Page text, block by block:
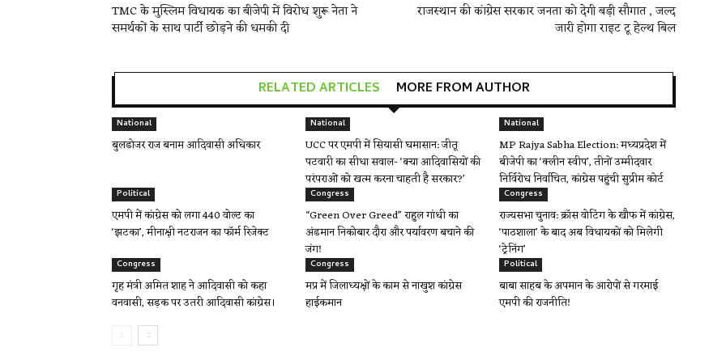
TMC के मुस्लिम विधायक का बीजेपी में विरोध शुरू नेता ने
समर्थकों के साथ पार्टी छोड़ने की धमकी दी
राजस्थान की कांग्रेस सरकार जनता को देगी बड़ी सौगात , जल्द
जारी होगा राइट टू हेल्थ बिल
RELATED ARTICLES MORE FROM AUTHOR
National
बुलडोजर राज बनाम आदिवासी अधिकार
National
UCC पर एमपी में सियासी घमासान: जीतू
पटवारी का सीधा सवाल- ‘क्या आदिवासियों की
परंपराओं को खत्म करना चाहती है सरकार?’
National
MP Rajya Sabha Election: मध्यप्रदेश में
बीजेपी का ‘क्लीन स्वीप’, तीनों उम्मीदवार
निर्विरोध निर्वाचित, कांग्रेस पहुंची सुप्रीम कोर्ट
Political
एमपी में कांग्रेस को लगा 440 वोल्ट का
‘झटका’, मीनाक्षी नटराजन का फॉर्म रिजेक्ट
Congress
“Green Over Greed” राहुल गांधी का
अंडमान निकोबार दौरा और पर्यावरण बचाने की
जंग!
Congress
राज्यसभा चुनाव: क्रॉस वोटिंग के खौफ में कांग्रेस,
‘पाठशाला’ के बाद अब विधायकों को मिलेगी
‘ट्रेनिंग’
Congress
गृह मंत्री अमित शाह ने आदिवासी को कहा
वनवासी, सड़क पर उतरी आदिवासी कांग्रेस।
Congress
मप्र में जिलाध्यक्षों के काम से नाखुश कांग्रेस
हाईकमान
Political
बाबा साहब के अपमान के आरोपों से गरमाई
एमपी की राजनीति!